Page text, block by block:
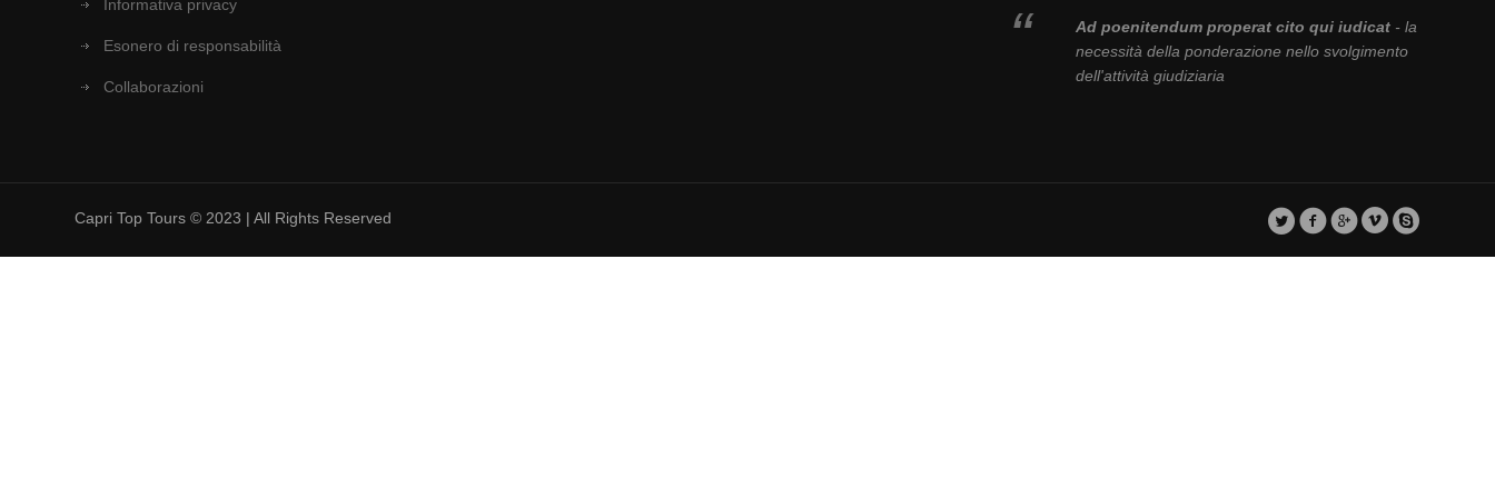
Informativa privacy
Esonero di responsabilità
Collaborazioni
Ad poenitendum properat cito qui iudicat- la
necessità della ponderazione nello svolgimento
dell'attività giudiziaria
Capri Top Tours © 2023 | All Rights Reserved